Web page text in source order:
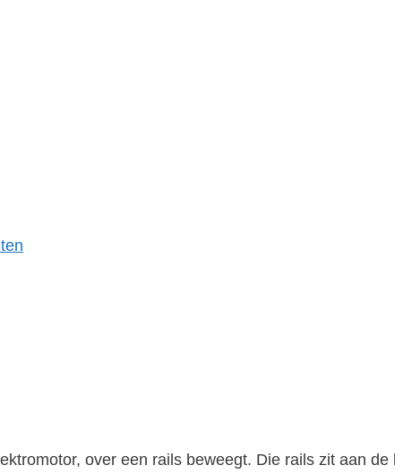
over een rails beweegt. Die rails zit aan